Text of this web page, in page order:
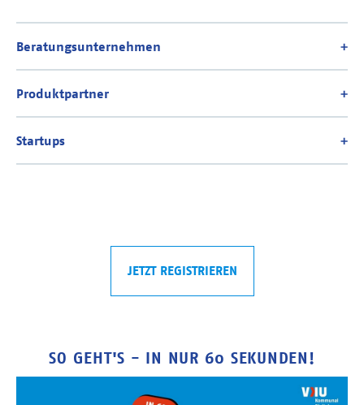
JETZT REGISTRIEREN
SO GEHT'S - IN NUR 60 SEKUNDEN!